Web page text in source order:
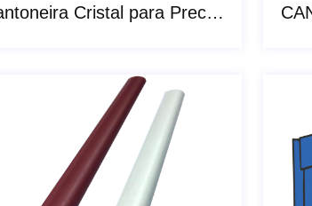
Cantoneira Cristal para Precificação